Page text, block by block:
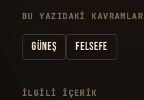
BU YAZIDAKI KAVRAMLAR
GÜNEŞ FELSEFE
İLGILI IÇERIK